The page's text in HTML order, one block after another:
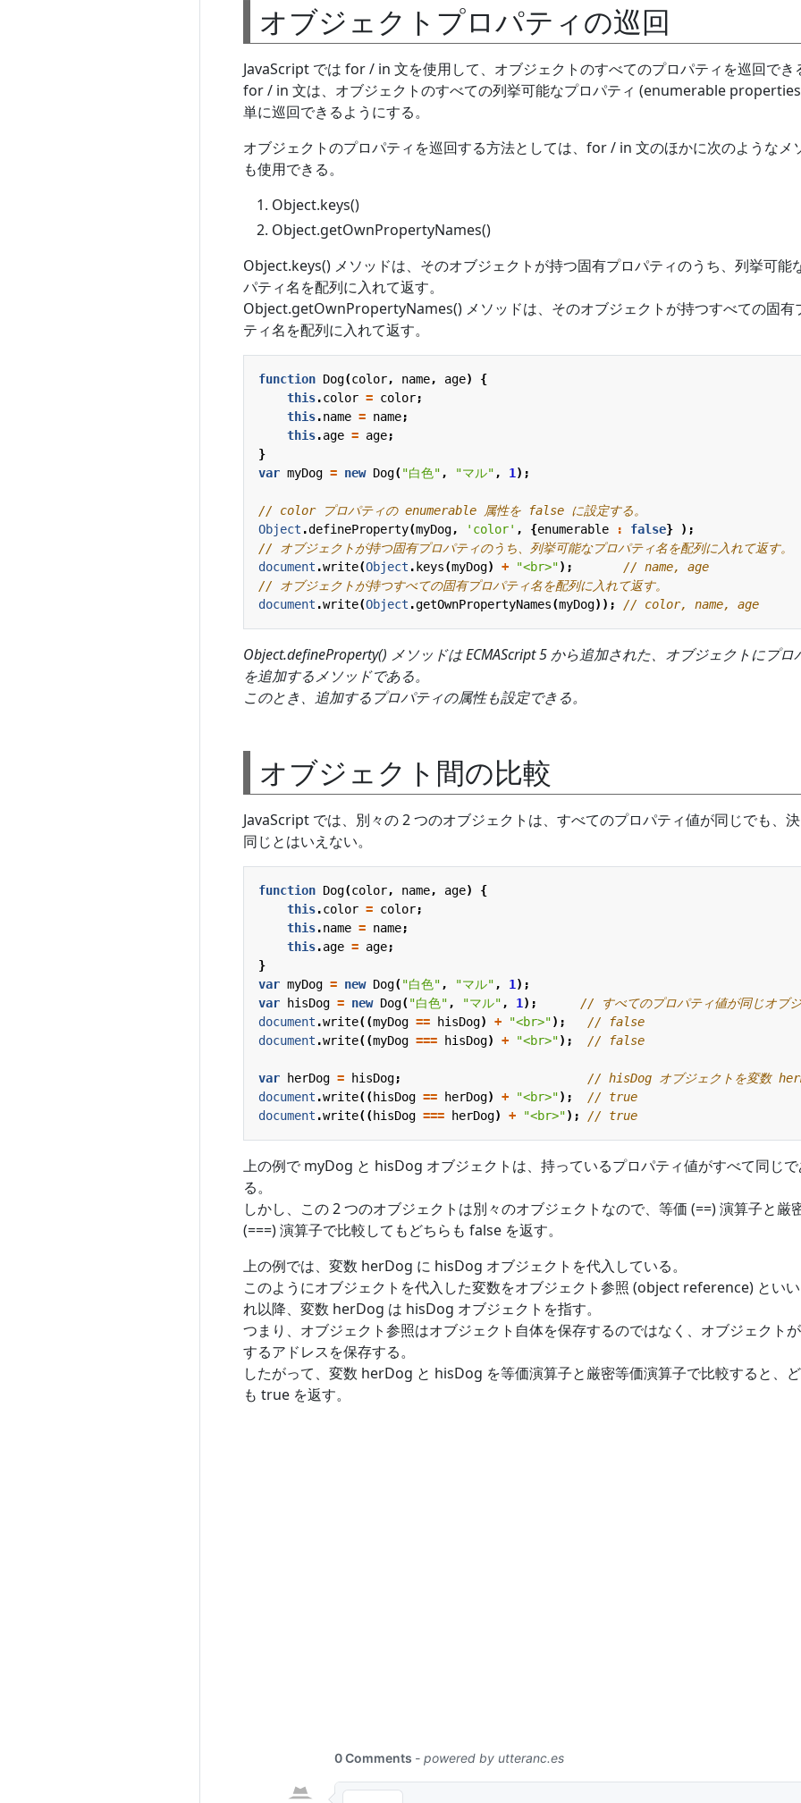
オブジェクトプロパティの巡回
JavaScript では for / in 文を使用して、オブジェクトのすべてのプロパティを巡回でき
for / in 文は、オブジェクトのすべての列挙可能なプロパティ (enumerable
単に巡回できるようにする。
オブジェクトのプロパティを巡回する方法としては、for / in 文のほかに次のようなメ
も使用できる。
Object.keys()
Object.getOwnPropertyNames()
Object.keys() メソッドは、そのオブジェクトが持つ固有プロパティのうち、列挙可能
パティ名を配列に入れて返す。
Object.getOwnPropertyNames() メソッドは、そのオブジェクトが持つすべての固有
ティ名を配列に入れて返す。
function Dog(color, name, age)
{
this.color = color;
this.name = name;
this.age = age;
}
var myDog = new Dog("白色" , "マル" , 1 );
Object .defineProperty(myDog, 'color' , {enumerable : false}
);
document .write(Object . keys(myDog) + "<br>");
document .write(Object .getOwnPropertyNames(myDog));
Object.defineProperty() メソッドは ECMAScript 5 から追加された、オブジェクトにプロ
を追加するメソッドである。
このとき、追加するプロパティの属性も設定できる。
オブジェクト間の比較
JavaScript では、別々の 2 つのオブジェクトは、すべてのプロパティ値が同じでも、
同じとはいえない。
function Dog(color, name, age)
{
this.color = color;
this.name = name;
this.age = age;
}
var myDog = new Dog("白色" , "マル" , 1 );
var
hisDog = new Dog("白色" , "マル" , 1 );
document .write((myDog == hisDog) + "<br>");
document .write((myDog === hisDog) + "<br>");
var herDog = hisDog;
document .write((hisDog == herDog) + "<br>");
document .write((hisDog === herDog) + "<br>");
上の例で myDog と hisDog オブジェクトは、持っているプロパティ値がすべて同じ
る。
しかし、この 2 つのオブジェクトは別々のオブジェクトなので、等価 (==) 演算子と厳
(===) 演算子で比較してもどちらも false を返す。
上の例では、変数 herDog に hisDog オブジェクトを代入している。
このようにオブジェクトを代入した変数をオブジェクト参照 (object reference) とい
れ以降、変数 herDog は hisDog オブジェクトを指す。
つまり、オブジェクト参照はオブジェクト自体を保存するのではなく、オブジェクト
するアドレスを保存する。
したがって、変数 herDog と hisDog を等価演算子と厳密等価演算子で比較すると、
も true を返す。